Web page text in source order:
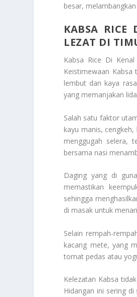
besar,
KABSA RICE
LEZAT DI
Kabsa Rice Di
Keistimewaan
lembut dan kaya
yang memanjakan
Salah satu faktor
kayu manis,
menggugah selera,
bersama nasi
Daging yang di
memastikan
sehingga
di masak untuk
Selain rempah-
kacang mete, yang
tomat pedas atau
Kelezatan Kabsa
Hidangan ini sering